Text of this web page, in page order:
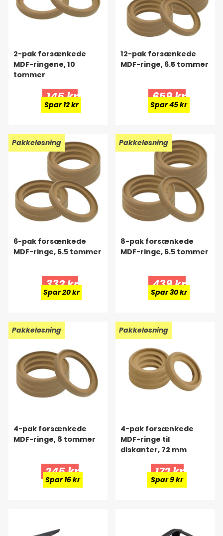
2-pak forsænkede
MDF-ringene, 10
tommer
145 kr
Spar 12 kr
12-pak forsænkede
MDF-ringe, 6.5 tommer
659 kr
Spar 45 kr
Pakkeløsning
6-pak forsænkede
MDF-ringe, 6.5 tommer
332 kr
Spar 20 kr
Pakkeløsning
8-pak forsænkede
MDF-ringe, 6.5 tommer
439 kr
Spar 30 kr
Pakkeløsning
4-pak forsænkede
MDF-ringe, 8 tommer
245 kr
Spar 16 kr
Pakkeløsning
4-pak forsænkede
MDF-ringe til
diskanter, 72 mm
172 kr
Spar 9 kr